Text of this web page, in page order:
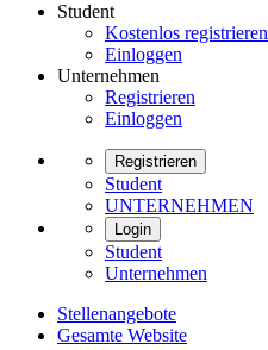
Student
Kostenlos registrieren
Einloggen
Unternehmen
Registrieren
Einloggen
Registrieren
Student
UNTERNEHMEN
Login
Student
Unternehmen
Stellenangebote
Gesamte Website